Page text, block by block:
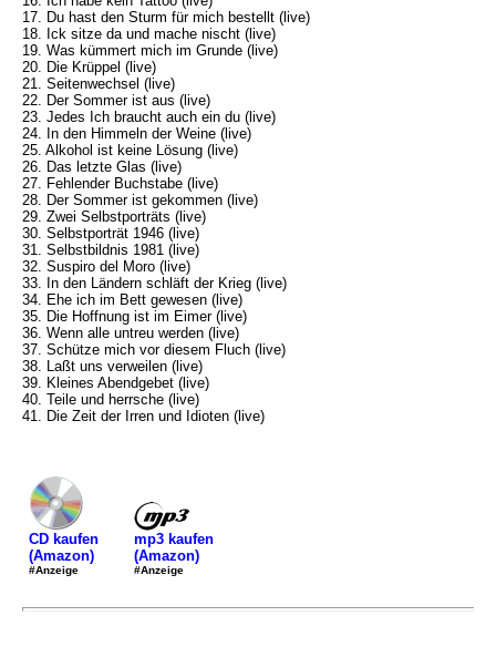
17. Du hast den Sturm für mich bestellt (live)
18. Ick sitze da und mache nischt (live)
19. Was kümmert mich im Grunde (live)
20. Die Krüppel (live)
21. Seitenwechsel (live)
22. Der Sommer ist aus (live)
23. Jedes Ich braucht auch ein du (live)
24. In den Himmeln der Weine (live)
25. Alkohol ist keine Lösung (live)
26. Das letzte Glas (live)
27. Fehlender Buchstabe (live)
28. Der Sommer ist gekommen (live)
29. Zwei Selbstporträts (live)
30. Selbstporträt 1946 (live)
31. Selbstbildnis 1981 (live)
32. Suspiro del Moro (live)
33. In den Ländern schläft der Krieg (live)
34. Ehe ich im Bett gewesen (live)
35. Die Hoffnung ist im Eimer (live)
36. Wenn alle untreu werden (live)
37. Schütze mich vor diesem Fluch (live)
38. Laßt uns verweilen (live)
39. Kleines Abendgebet (live)
40. Teile und herrsche (live)
41. Die Zeit der Irren und Idioten (live)
CD kaufen
(Amazon)
#Anzeige
mp3 kaufen
(Amazon)
#Anzeige